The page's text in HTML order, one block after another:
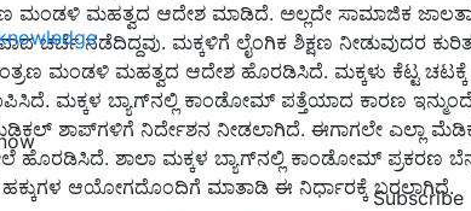
Subscribe
‌ಮಂಡಳಿ ಮಹತ್ವದ ಆದೇಶ ಮಾಡಿದೆ. ಅಲ್ಲದೇ ಸಾಮಾಜಿಕ
ಚರ್ಚೆ ನಡೆದಿದ್ದವು. ಮಕ್ಕಳಿಗೆ ಲೈಂಗಿಕ ಶಿಕ್ಷಣ ನೀಡುವುದರ
ಮಂಡಳಿ ಮಹತ್ವದ ಆದೇಶ ಹೊರಡಿಸಿದೆ. ಮಕ್ಕಳು ಕೆಟ್ಟ ಚಟಕ್ಕೆ
ಮಕ್ಕಳ ಬ್ಯಾಗ್‌ನಲ್ಲಿ ಕಾಂಡೋಮ್ ಪತ್ತೆಯಾದ ಕಾರಣ
ಶಾಪ್‌ಗಳಿಗೆ ನಿರ್ದೇಶನ ನೀಡಲಾಗಿದೆ. ಈಗಾಗಲೇ ಎಲ್ಲಾ
ಶಾಲಾ ಮಕ್ಕಳ ಬ್ಯಾಗ್‌ನಲ್ಲಿ ಕಾಂಡೋಮ್ ಪ್ರಕರಣ
ಹಕ್ಕುಗಳ ಆಯೋಗದೊಂದಿಗೆ ಮಾತಾಡಿ ಈ ನಿರ್ಧಾರಕ್ಕೆ ಬರಲಾಗಿದೆ.